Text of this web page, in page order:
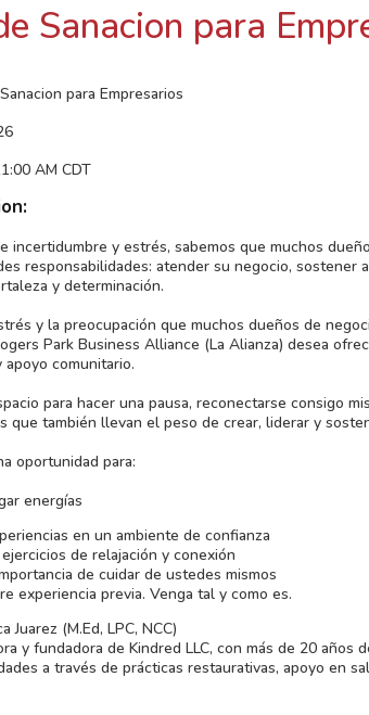
Sanacion para
para Empresarios
AM CDT
incertidumbre y estrés, sabemos que muchos
responsabilidades: atender su negocio, sostener
y determinación.
y la preocupación que muchos dueños de
Park Business Alliance (La Alianza) desea
comunitario.
para hacer una pausa, reconectarse consigo
que también llevan el peso de crear, liderar y
oportunidad para:
energías
en un ambiente de confianza
de relajación y conexión
de cuidar de ustedes mismos
experiencia previa. Venga tal y como es.
Juarez (M.Ed, LPC, NCC)
y fundadora de Kindred LLC, con más de 20 años
a través de prácticas restaurativas, apoyo en